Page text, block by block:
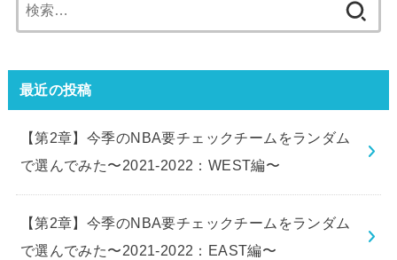
索:
最近の投稿
【第2章】今季のNBA要チェックチームをランダム
で選んでみた〜2021-2022：WEST編〜
【第2章】今季のNBA要チェックチームをランダム
で選んでみた〜2021-2022：EAST編〜